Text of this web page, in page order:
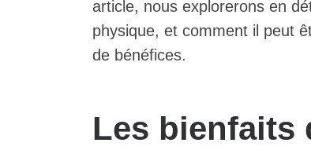
article, nous explorerons en
physique, et comment il peut
de bénéfices.
Les bienfaits